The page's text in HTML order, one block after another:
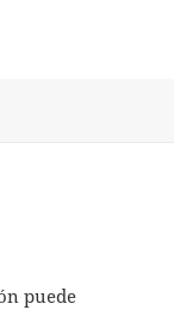
puede